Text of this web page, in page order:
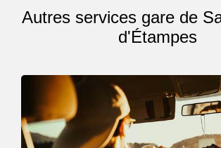
Autres services gare de
d'Étampes